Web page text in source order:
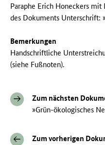
Paraphe Erich Honeckers mit
des Dokuments Unterschrift:
Bemerkungen
Handschriftliche
(siehe Fußnoten).
Zum nächsten
»Grün-ökologisches
Zum vorherigen